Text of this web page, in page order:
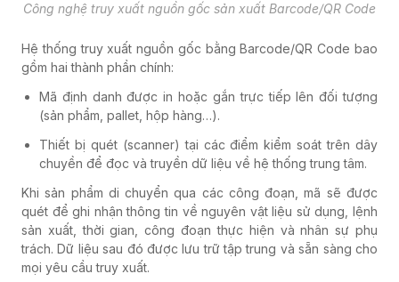
Công nghệ truy xuất nguồn gốc sản xuất Barcode/QR Code
Hệ thống truy xuất nguồn gốc bằng Barcode/QR Code bao
gồm hai thành phần chính:
Mã định danh được in hoặc gắn trực tiếp lên đối tượng
(sản phẩm, pallet, hộp hàng…).
Thiết bị quét (scanner) tại các điểm kiểm soát trên dây
chuyền để đọc và truyền dữ liệu về hệ thống trung tâm.
Khi sản phẩm di chuyển qua các công đoạn, mã sẽ được
quét để ghi nhận thông tin về nguyên vật liệu sử dụng, lệnh
sản xuất, thời gian, công đoạn thực hiện và nhân sự phụ
trách. Dữ liệu sau đó được lưu trữ tập trung và sẵn sàng cho
mọi yêu cầu truy xuất.